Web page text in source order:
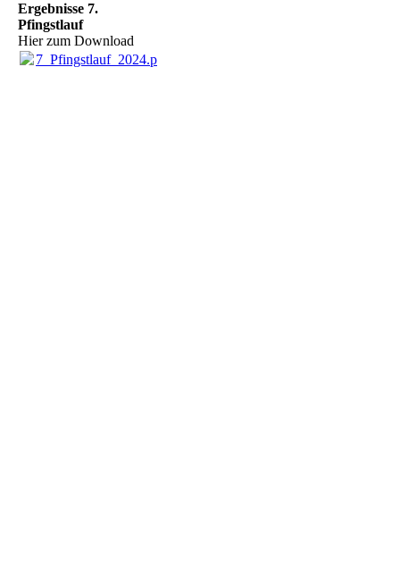
Ergebnisse 7.
Pfingstlauf
Hier zum Download
7_Pfingstlauf_2024.pdf